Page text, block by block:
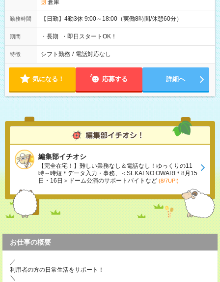
倉庫
勤務時間 【日勤】4勤3休 9:00～18:00（実働8時間/休憩60分）
期間 ・長期 ・即日スタートOK！
特徴 シフト勤務 / 電話対応なし
気になる！ 応募する 詳細へ
編集部イチオシ
【完全在宅！】難しい業務なし＆電話なし！ゆっくりの11
時～時短＊データ入力・事務、＜SEKAI NO OWARI＊8月15
日・16日＞ドーム公演のサポートバイトなど (8/7UP!)
お仕事の概要
／
利用者の方の日常生活をサポート！
＼